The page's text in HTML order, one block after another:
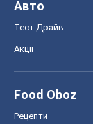
Авто
Тест Драйв
Акції
Food Oboz
Рецепти